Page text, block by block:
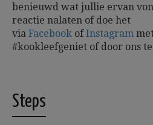
benieuwd wat jullie ervan
reactie nalaten of doe het
via Facebook ofInstagram
#kookleefgeniet of door ons
Steps